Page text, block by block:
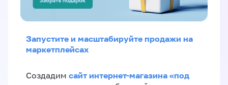
Запустите и масштабируйте продажи на
маркетплейсах
Создадим сайт интернет-магазина «под